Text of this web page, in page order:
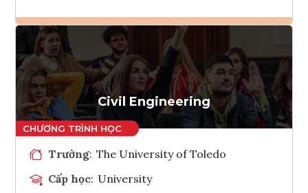
Ghi danh
Tham vấn Interlink
Civil Engineering
Trường: The University of Toledo
Cấp học: University